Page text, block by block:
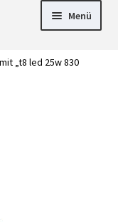
Menü
► LED Panel
►
„t8 led 25w 830